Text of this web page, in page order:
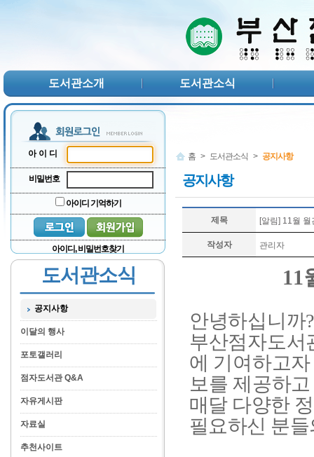
도서관소개 도서관소식
아이디
비밀번호
아이디 기억하기
아이디, 비밀번호찾기
도서관소식
공지사항
이달의 행사
포토갤러리
점자도서관 Q&A
자유게시판
자료실
추천사이트
홈 > 도서관소식 > 공지사항
공지사항
제목 [알림] 11월
작성자 관리자
11
안녕하십니까?
부산점자도서
에 기여하고
보를 제공하
매달 다양한
필요하신 분